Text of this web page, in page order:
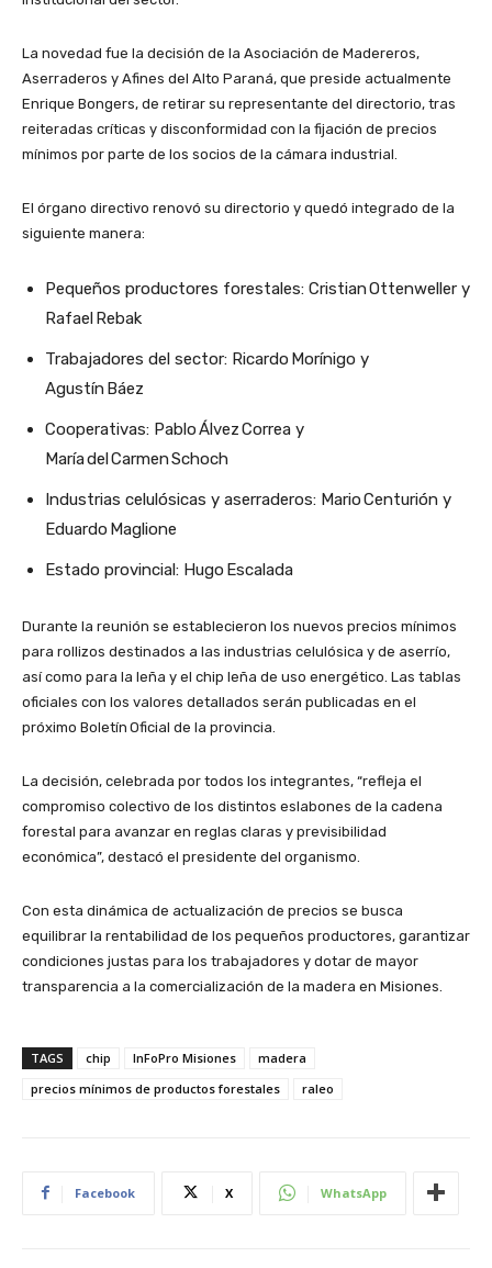
La novedad fue la decisión de la Asociación de Madereros,
Aserraderos y Afines del Alto Paraná, que preside actualmente
Enrique Bongers, de retirar su representante del directorio, tras
reiteradas críticas y disconformidad con la fijación de precios
mínimos por parte de los socios de la cámara industrial.
El órgano directivo renovó su directorio y quedó integrado de la
siguiente manera:
Pequeños productores forestales: Cristian Ottenweller y
Rafael Rebak
Trabajadores del sector: Ricardo Morínigo y
Agustín Báez
Cooperativas: Pablo Álvez Correa y
María del Carmen Schoch
Industrias celulósicas y aserraderos: Mario Centurión y
Eduardo Maglione
Estado provincial: Hugo Escalada
Durante la reunión se establecieron los nuevos precios mínimos
para rollizos destinados a las industrias celulósica y de aserrío,
así como para la leña y el chip leña de uso energético. Las tablas
oficiales con los valores detallados serán publicadas en el
próximo Boletín Oficial de la provincia.
La decisión, celebrada por todos los integrantes, “refleja el
compromiso colectivo de los distintos eslabones de la cadena
forestal para avanzar en reglas claras y previsibilidad
económica”, destacó el presidente del organismo.
Con esta dinámica de actualización de precios se busca
equilibrar la rentabilidad de los pequeños productores, garantizar
condiciones justas para los trabajadores y dotar de mayor
transparencia a la comercialización de la madera en Misiones.
TAGS chip InFoPro Misiones
madera
precios mínimos de productos forestales
raleo
Facebook X WhatsApp